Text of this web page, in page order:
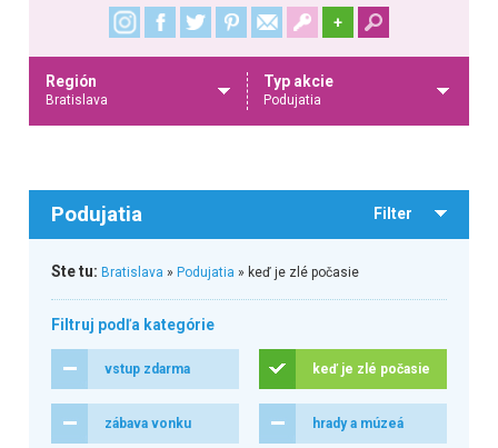
+
Región
Bratislava
Typ akcie
Podujatia
Podujatia Filter
Ste tu: Bratislava » Podujatia » keď je zlé počasie
Filtruj podľa kategórie
vstup zdarma keď je zlé počasie
zábava vonku hrady a múzeá